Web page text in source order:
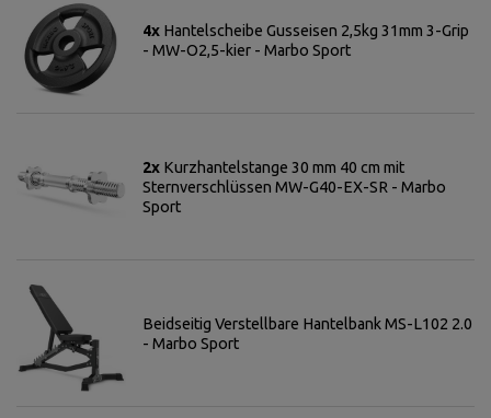
4x Hantelscheibe Gusseisen 2,5kg 31mm 3-Grip
- MW-O2,5-kier - Marbo Sport
2x Kurzhantelstange 30 mm 40 cm mit
Sternverschlüssen MW-G40-EX-SR - Marbo
Sport
Beidseitig Verstellbare Hantelbank MS-L102 2.0
- Marbo Sport